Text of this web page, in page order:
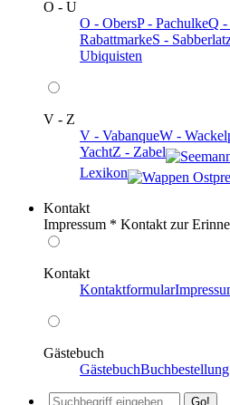
O - U
O - ObersP - PachulkeQ -
RabattmarkeS -
Ubiquisten
V - Z
V - VabanqueW -
YachtZ - Zabel
Lexikon
Kontakt
Impressum * Kontakt zur
Kontakt
Kontaktformular
Gästebuch
GästebuchBuchbestellung